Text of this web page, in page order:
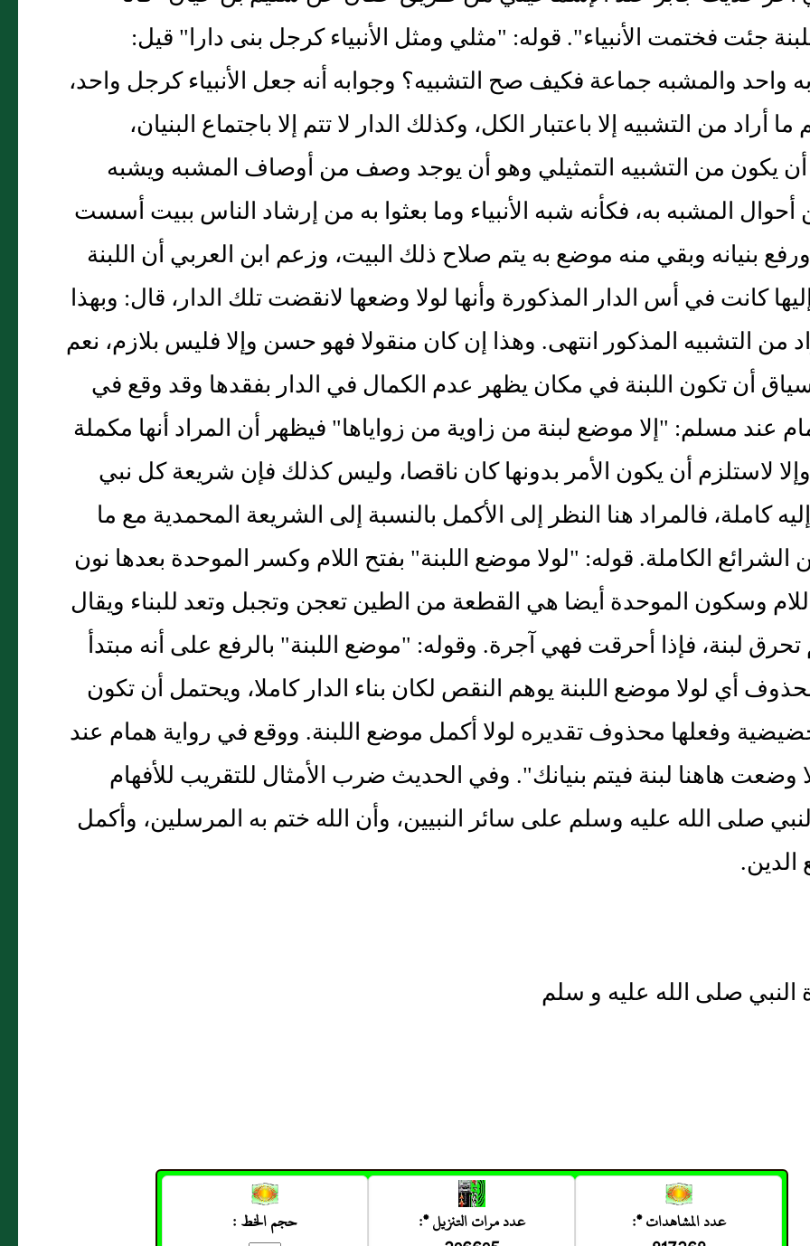
جئت فختمت الأنبياء". قوله: "مثلي ومثل الأنبياء كرجل بنى دارا" قيل:
واحد والمشبه جماعة فكيف صح التشبيه؟ وجوابه أنه جعل الأنبياء كرجل واحد،
ما أراد من التشبيه إلا باعتبار الكل، وكذلك الدار لا تتم إلا باجتماع البنيان،
يكون من التشبيه التمثيلي وهو أن يوجد وصف من أوصاف المشبه ويشبه
أحوال المشبه به، فكأنه شبه الأنبياء وما بعثوا به من إرشاد الناس ببيت أسست
بنيانه وبقي منه موضع به يتم صلاح ذلك البيت، وزعم ابن العربي أن اللبنة
كانت في أس الدار المذكورة وأنها لولا وضعها لانقضت تلك الدار، قال: وبهذا
من التشبيه المذكور انتهى. وهذا إن كان منقولا فهو حسن وإلا فليس بلازم، نعم
أن تكون اللبنة في مكان يظهر عدم الكمال في الدار بفقدها وقد وقع في
عند مسلم: "إلا موضع لبنة من زاوية من زواياها" فيظهر أن المراد أنها مكملة
لاستلزم أن يكون الأمر بدونها كان ناقصا، وليس كذلك فإن شريعة كل نبي
كاملة، فالمراد هنا النظر إلى الأكمل بالنسبة إلى الشريعة المحمدية مع ما
الكاملة. قوله: "لولا موضع اللبنة" بفتح اللام وكسر الموحدة بعدها نون
وسكون الموحدة أيضا هي القطعة من الطين تعجن وتجبل وتعد للبناء ويقال
تحرق لبنة، فإذا أحرقت فهي آجرة. وقوله: "موضع اللبنة" بالرفع على أنه مبتدأ
أي لولا موضع اللبنة يوهم النقص لكان بناء الدار كاملا، ويحتمل أن تكون
وفعلها محذوف تقديره لولا أكمل موضع اللبنة. ووقع في رواية همام عند
وضعت هاهنا لبنة فيتم بنيانك". وفي الحديث ضرب الأمثال للتقريب للأفهام
صلى الله عليه وسلم على سائر النبيين، وأن الله ختم به المرسلين، وأكمل
الدين.
النبي صلى الله عليه و سلم
عدد المشاهدات *:
عدد مرات التنزيل *:
حجم الخط :